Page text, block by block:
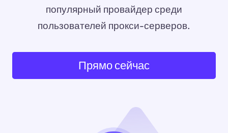
популярный провайдер среди
пользователей прокси-серверов.
Прямо сейчас